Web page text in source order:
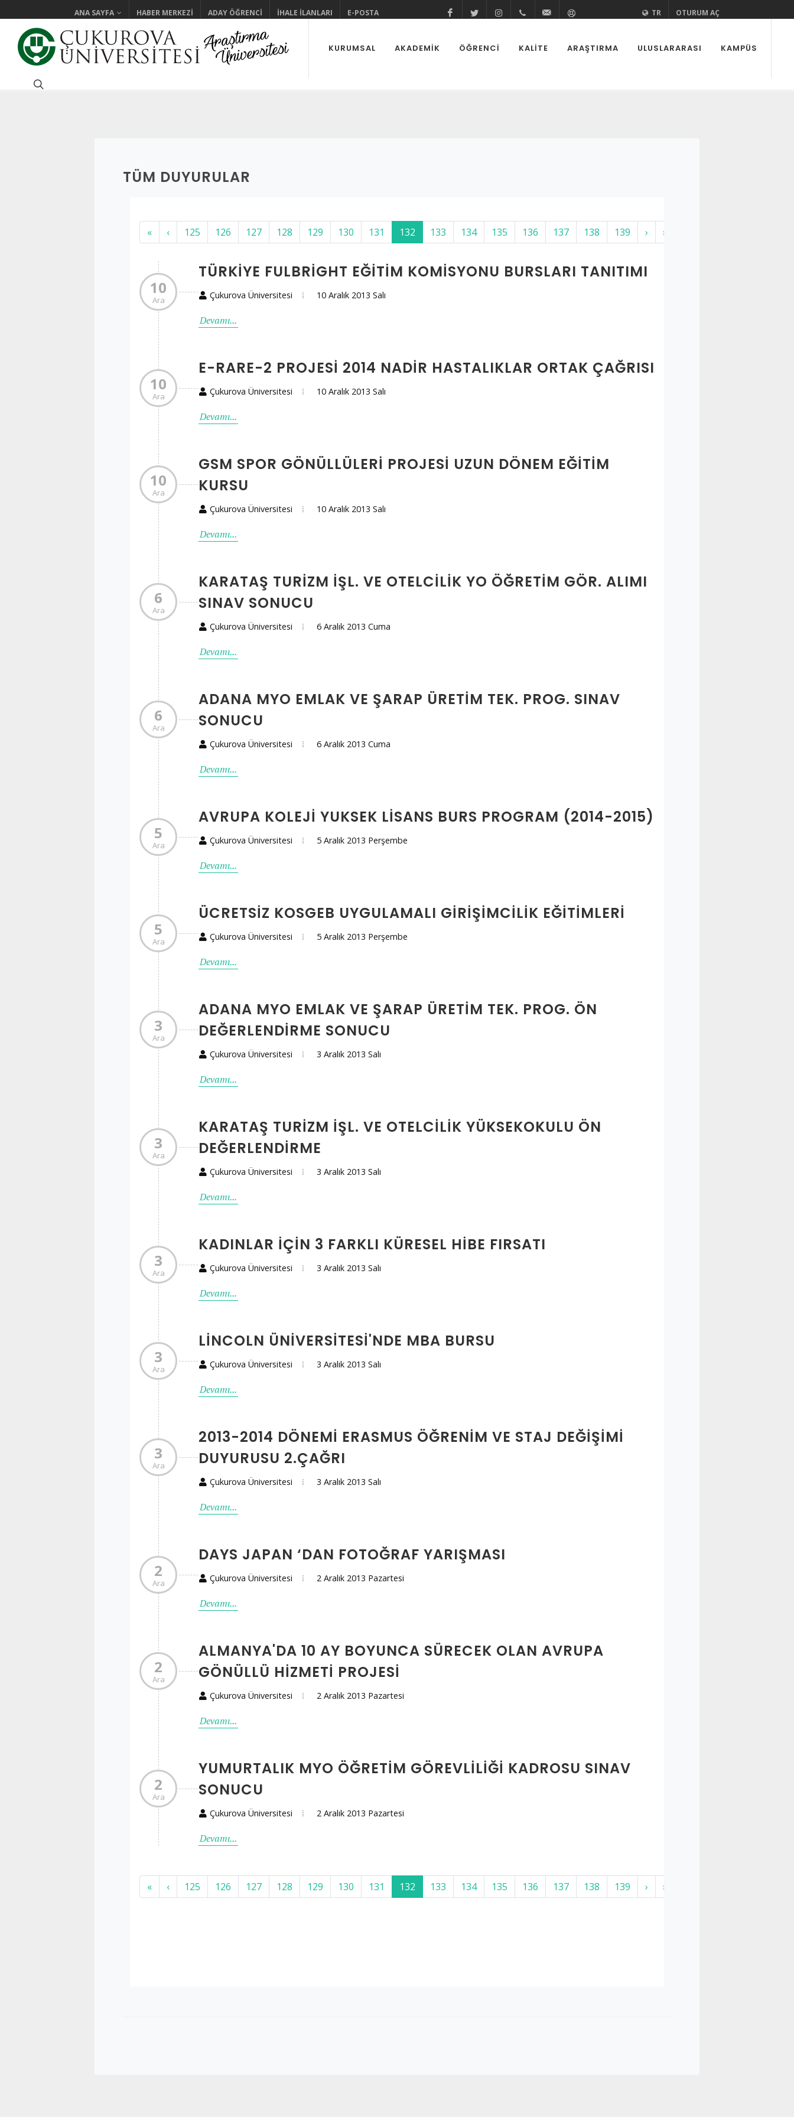
ANA SAYFA HABER MERKEZI ADAY ÖĞRENCI İHALE İLANLARI E-POSTA @cuhabermerkezi
@cukurovaedutr
@cukurovaedutr
+90 (322) 338 60 84
bilgi@cu.edu.tr TR OTURUM AÇ
KURUMSAL AKADEMİK ÖĞRENCİ KALITE ARAŞTIRMA ULUSLARARASI KAMPÜS
TÜM DUYURULAR
« ‹ 125 126 127 128 129 130 131 132 133 134 135 136 137 138 139 › »
10
Ara
TÜRKIYE FULBRIGHT EĞITIM KOMISYONU BURSLARI TANITIMI
Çukurova Üniversitesi 10 Aralık 2013 Salı
Devamı...
10
Ara
E-RARE-2 PROJESI 2014 NADIR HASTALIKLAR ORTAK ÇAĞRISI
Çukurova Üniversitesi 10 Aralık 2013 Salı
Devamı...
10
Ara
GSM SPOR GÖNÜLLÜLERI PROJESI UZUN DÖNEM EĞITIM
KURSU
Çukurova Üniversitesi 10 Aralık 2013 Salı
Devamı...
6
Ara
KARATAŞ TURIZM İŞL. VE OTELCILIK YO ÖĞRETIM GÖR. ALIMI
SINAV SONUCU
Çukurova Üniversitesi 6 Aralık 2013 Cuma
Devamı...
6
Ara
ADANA MYO EMLAK VE ŞARAP ÜRETIM TEK. PROG. SINAV
SONUCU
Çukurova Üniversitesi 6 Aralık 2013 Cuma
Devamı...
5
Ara
AVRUPA KOLEJI YUKSEK LISANS BURS PROGRAM (2014-2015)
Çukurova Üniversitesi 5 Aralık 2013 Perşembe
Devamı...
5
Ara
ÜCRETSIZ KOSGEB UYGULAMALI GIRIŞIMCILIK EĞITIMLERI
Çukurova Üniversitesi 5 Aralık 2013 Perşembe
Devamı...
3
Ara
ADANA MYO EMLAK VE ŞARAP ÜRETIM TEK. PROG. ÖN
DEĞERLENDIRME SONUCU
Çukurova Üniversitesi 3 Aralık 2013 Salı
Devamı...
3
Ara
KARATAŞ TURIZM İŞL. VE OTELCILIK YÜKSEKOKULU ÖN
DEĞERLENDIRME
Çukurova Üniversitesi 3 Aralık 2013 Salı
Devamı...
3
Ara
KADINLAR İÇIN 3 FARKLI KÜRESEL HIBE FIRSATI
Çukurova Üniversitesi 3 Aralık 2013 Salı
Devamı...
3
Ara
LINCOLN ÜNIVERSITESI'NDE MBA BURSU
Çukurova Üniversitesi 3 Aralık 2013 Salı
Devamı...
3
Ara
2013-2014 DÖNEMI ERASMUS ÖĞRENIM VE STAJ DEĞIŞIMI
DUYURUSU 2.ÇAĞRI
Çukurova Üniversitesi 3 Aralık 2013 Salı
Devamı...
2
Ara
DAYS JAPAN ‘DAN FOTOĞRAF YARIŞMASI
Çukurova Üniversitesi 2 Aralık 2013 Pazartesi
Devamı...
2
Ara
ALMANYA'DA 10 AY BOYUNCA SÜRECEK OLAN AVRUPA
GÖNÜLLÜ HIZMETI PROJESI
Çukurova Üniversitesi 2 Aralık 2013 Pazartesi
Devamı...
2
Ara
YUMURTALIK MYO ÖĞRETIM GÖREVLILIĞI KADROSU SINAV
SONUCU
Çukurova Üniversitesi 2 Aralık 2013 Pazartesi
Devamı...
« ‹ 125 126 127 128 129 130 131 132 133 134 135 136 137 138 139 › »